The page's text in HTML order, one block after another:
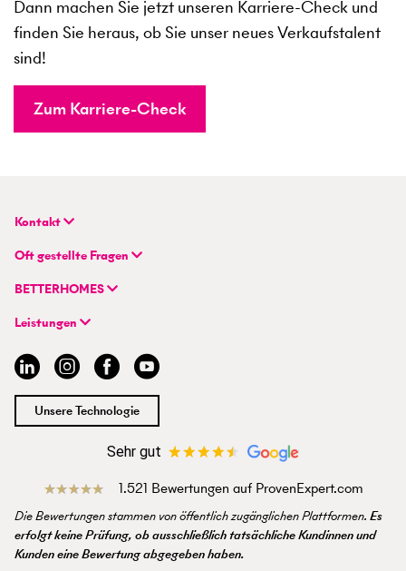
Dann machen Sie jetzt unseren Karriere-Check und
finden Sie heraus, ob Sie unser neues Verkaufstalent
sind!
Zum Karriere-Check
Kontakt
BETTERHOMES Deutschland GmbH
Hauptsitz
Flughafenstraße 59
info@betterhomes.de
Oft gestellte Fragen
FAQ | Immobilie verkaufen/vermieten
FAQ | Einstieg für Profimakler/-innen
BETTERHOMES
Unternehmen
Hybrides Maklermodell
BETTERHOMES-Erfahrungen
Management
Jobs
Standort
Presse
Leistungen
Immobilie suchen
Immobilie verkaufen/vermieten
Immobilienmakler/-in werden
Unsere Technologie
Sehr gut
1.521 Bewertungen auf ProvenExpert.com
Die Bewertungen stammen von öffentlich zugänglichen Plattformen. Es
erfolgt keine Prüfung, ob ausschließlich tatsächliche Kundinnen und
Kunden eine Bewertung abgegeben haben.